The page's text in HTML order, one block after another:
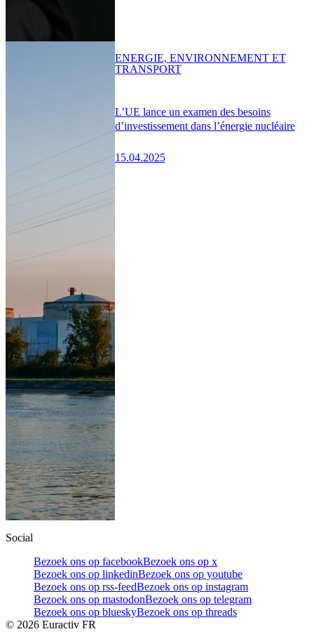
L’UE lance un examen des besoins
d’investissement dans l’énergie nucléaire
15.04.2025
ENERGIE, ENVIRONNEMENT ET
TRANSPORT
Social
Bezoek ons op facebookBezoek ons op x
Bezoek ons op linkedinBezoek ons op youtube
Bezoek ons op rss-feedBezoek ons op instagram
Bezoek ons op mastodonBezoek ons op telegram
Bezoek ons op blueskyBezoek ons op threads
© 2026 Euractiv FR